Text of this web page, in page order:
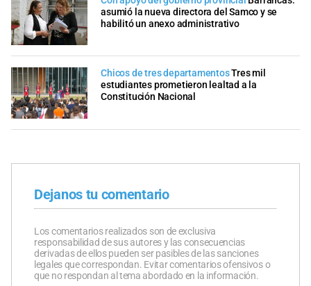
asumió la nueva directora del Samco y se
habilitó un anexo administrativo
Chicos de tres departamentosTres mil
estudiantes prometieron lealtad a la
Constitución Nacional
Dejanos tu comentario
Los comentarios realizados son de exclusiva
responsabilidad de sus autores y las consecuencias
derivadas de ellos pueden ser pasibles de las sanciones
legales que correspondan. Evitar comentarios ofensivos o
que no respondan al tema abordado en la información.